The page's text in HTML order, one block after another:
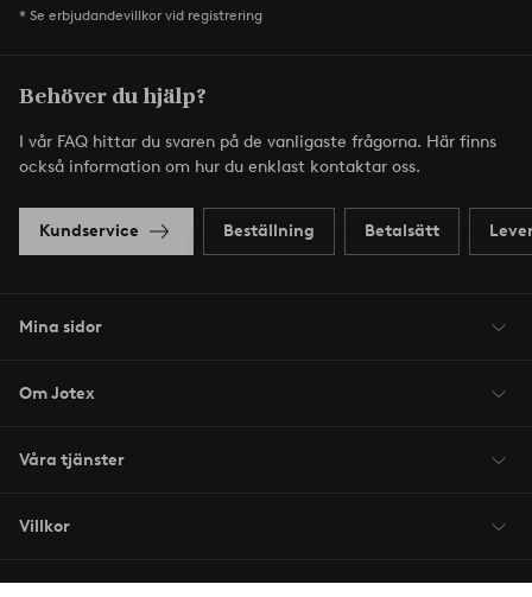
* Se erbjudandevillkor vid registrering
Behöver du hjälp?
I vår FAQ hittar du svaren på de vanligaste frågorna. Här finns
också information om hur du enklast kontaktar oss.
Kundservice Beställning Betalsätt
Mina sidor
Om Jotex
Våra tjänster
Villkor